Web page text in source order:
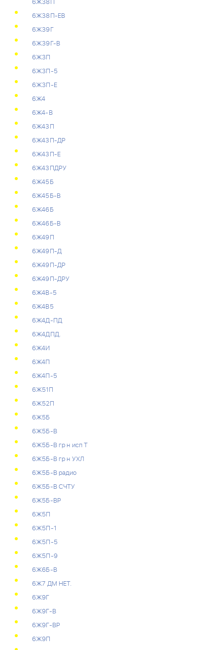
6Ж38П
6Ж38П-ЕВ
6Ж39Г
6Ж39Г-В
6Ж3П
6Ж3П-5
6Ж3П-Е
6Ж4
6Ж4-В
6Ж43П
6Ж43П-ДР
6Ж43П-Е
6Ж43ПДРУ
6Ж45Б
6Ж45Б-В
6Ж46Б
6Ж46Б-В
6Ж49П
6Ж49П-Д
6Ж49П-ДР
6Ж49П-ДРУ
6Ж4В-5
6Ж4В5
6Ж4Д-ПД
6Ж4ДПД.
6Ж4И
6Ж4П
6Ж4П-5
6Ж51П
6Ж52П
6Ж5Б
6Ж5Б-В
6Ж5Б-В гр н исп Т
6Ж5Б-В гр н УХЛ
6Ж5Б-В радио
6Ж5Б-В СЧТУ
6Ж5Б-ВР
6Ж5П
6Ж5П-1
6Ж5П-5
6Ж5П-9
6Ж6Б-В
6Ж7 ДМ НЕТ.
6Ж9Г
6Ж9Г-В
6Ж9Г-ВР
6Ж9П